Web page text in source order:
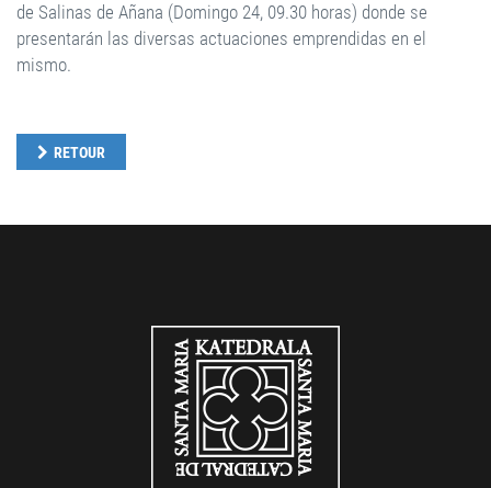
de Salinas de Añana (Domingo 24, 09.30 horas) donde se
presentarán las diversas actuaciones emprendidas en el
mismo.
RETOUR